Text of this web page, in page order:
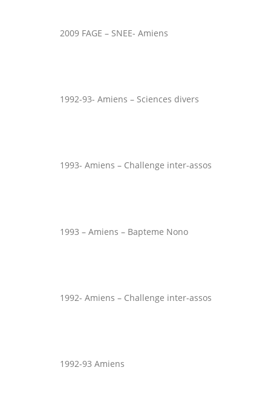
2009 FAGE – SNEE- Amiens
1992-93- Amiens – Sciences divers
1993- Amiens – Challenge inter-assos
1993 – Amiens – Bapteme Nono
1992- Amiens – Challenge inter-assos
1992-93 Amiens